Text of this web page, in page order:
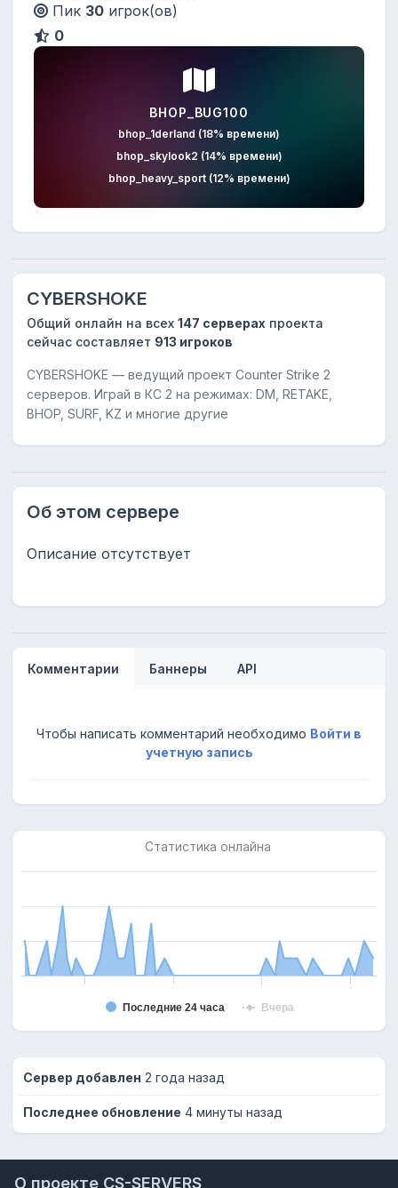
Пик 30 игрок(ов)
0
BHOP_BUG100
bhop_1derland (18% времени)
bhop_skylook2 (14% времени)
bhop_heavy_sport (12% времени)
CYBERSHOKE
Общий онлайн на всех 147 серверах проекта
сейчас составляет 913 игроков
CYBERSHOKE — ведущий проект Counter Strike 2
серверов. Играй в КС 2 на режимах: DM, RETAKE,
BHOP, SURF, KZ и многие другие
Об этом сервере
Описание отсутствует
Комментарии Баннеры API
Чтобы написать комментарий необходимо Войти в
учетную запись
Последние 24 часа Вчера
Статистика онлайна
Сервер добавлен 2 года назад
Последнее обновление 4 минуты назад
О проекте CS-SERVERS